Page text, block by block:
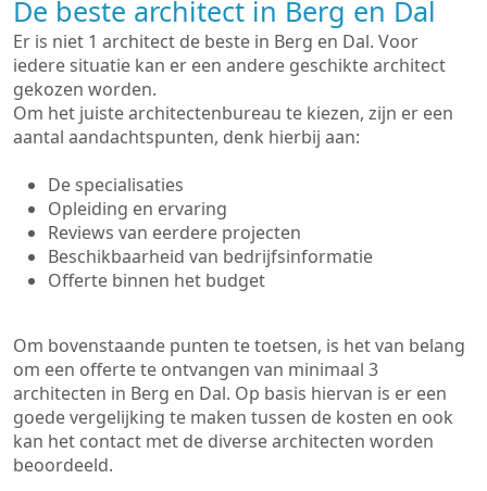
De beste architect in Berg en Dal
Er is niet 1 architect de beste in Berg en Dal. Voor
iedere situatie kan er een andere geschikte architect
gekozen worden.
Om het juiste architectenbureau te kiezen, zijn er een
aantal aandachtspunten, denk hierbij aan:
De specialisaties
Opleiding en ervaring
Reviews van eerdere projecten
Beschikbaarheid van bedrijfsinformatie
Offerte binnen het budget
Om bovenstaande punten te toetsen, is het van belang
om een offerte te ontvangen van minimaal 3
architecten in Berg en Dal. Op basis hiervan is er een
goede vergelijking te maken tussen de kosten en ook
kan het contact met de diverse architecten worden
beoordeeld.